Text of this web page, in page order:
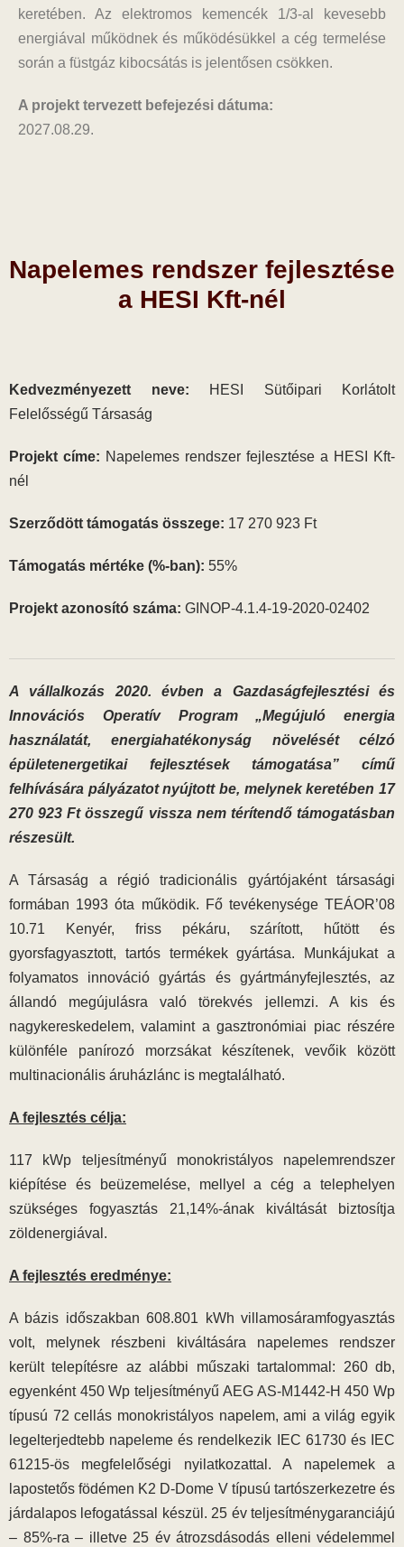
keretében. Az elektromos kemencék 1/3-al kevesebb
energiával működnek és működésükkel a cég termelése
során a füstgáz kibocsátás is jelentősen csökken.
A projekt tervezett befejezési dátuma:
2027.08.29.
Napelemes rendszer fejlesztése
a HESI Kft-nél
Kedvezményezett neve: HESI Sütőipari Korlátolt
Felelősségű Társaság
Projekt címe: Napelemes rendszer fejlesztése a HESI Kft-
nél
Szerződött támogatás összege: 17 270 923 Ft
Támogatás mértéke (%-ban): 55%
Projekt azonosító száma: GINOP-4.1.4-19-2020-02402
A vállalkozás 2020. évben a Gazdaságfejlesztési és
Innovációs Operatív Program „Megújuló energia
használatát, energiahatékonyság növelését célzó
épületenergetikai fejlesztések támogatása” című
felhívására pályázatot nyújtott be, melynek keretében 17
270 923 Ft összegű vissza nem térítendő támogatásban
részesült.
A Társaság a régió tradicionális gyártójaként társasági
formában 1993 óta működik. Fő tevékenysége TEÁOR’08
10.71 Kenyér, friss pékáru, szárított, hűtött és
gyorsfagyasztott, tartós termékek gyártása. Munkájukat a
folyamatos innováció gyártás és gyártmányfejlesztés, az
állandó megújulásra való törekvés jellemzi. A kis és
nagykereskedelem, valamint a gasztronómiai piac részére
különféle panírozó morzsákat készítenek, vevőik között
multinacionális áruházlánc is megtalálható.
A fejlesztés célja:
117 kWp teljesítményű monokristályos napelemrendszer
kiépítése és beüzemelése, mellyel a cég a telephelyen
szükséges fogyasztás 21,14%-ának kiváltását biztosítja
zöldenergiával.
A fejlesztés eredménye:
A bázis időszakban 608.801 kWh villamosáramfogyasztás
volt, melynek részbeni kiváltására napelemes rendszer
került telepítésre az alábbi műszaki tartalommal: 260 db,
egyenként 450 Wp teljesítményű AEG AS-M1442-H 450 Wp
típusú 72 cellás monokristályos napelem, ami a világ egyik
legelterjedtebb napeleme és rendelkezik IEC 61730 és IEC
61215-ös megfelelőségi nyilatkozattal. A napelemek a
lapostetős födémen K2 D-Dome V típusú tartószerkezetre és
járdalapos lefogatással készül. 25 év teljesítménygaranciájú
– 85%-ra – illetve 25 év átrozsdásodás elleni védelemmel